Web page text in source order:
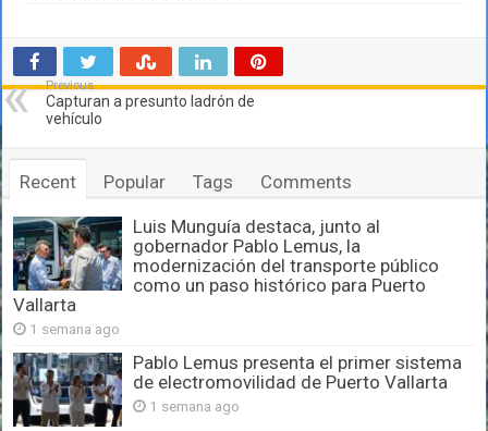
Previous
Capturan a presunto ladrón de
vehículo
Recent Popular Tags Comments
Luis Munguía destaca, junto al
gobernador Pablo Lemus, la
modernización del transporte público
como un paso histórico para Puerto
Vallarta
1 semana ago
Pablo Lemus presenta el primer sistema
de electromovilidad de Puerto Vallarta
1 semana ago